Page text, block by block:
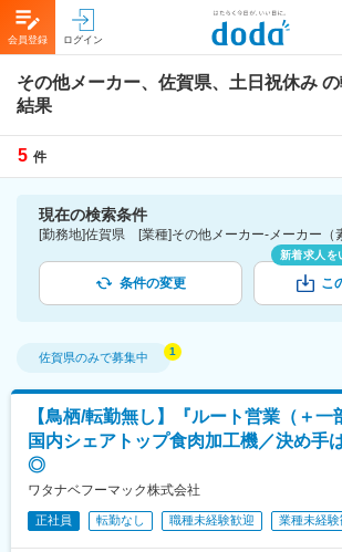
会員登録 ログイン
その他メーカー、佐賀県、土日祝休み
結果
5 件
現在の検索条件
条件の変更
新着求人を
こ
佐賀県のみで募集中
【鳥栖/転勤無し】『ルート営業（＋
国内シェアトップ食肉加工機／決め手
◎
ワタナベフーマック株式会社
正社員 転勤なし 職種未経験歓迎 業種未経験